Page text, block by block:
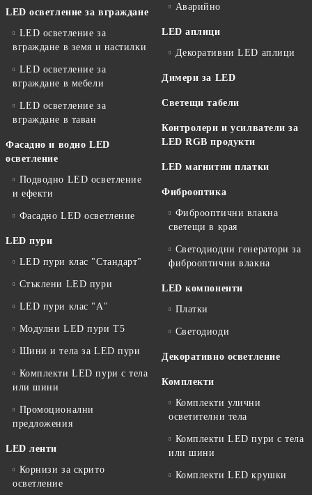
LED осветление за вграждане
LED осветление за
вграждане в земя и настилки
LED осветление за
вграждане в мебели
LED осветление за
вграждане в таван
Фасадно и водно LED
осветление
Подводно LED осветление
и ефекти
Фасадно LED осветление
LED пури
LED пури клас "Стандарт"
Стъклени LED пури
LED пури клас "А"
Модулни LED пури T5
Шини и тела за LED пури
Комплекти LED пури с тела
или шини
Промоционални
предложения
LED ленти
Корнизи за скрито
осветление
Аварийно
LED аплици
Декоративни LED аплици
Димери за LED
Светещи табели
Контролери и усилватели за
LED RGB продукти
LED магнитни платки
Фиброоптика
Фиброоптични влакна
светещи в края
Светодиодни генератори за
фиброоптични влакна
LED компоненти
Платки
Светодиоди
Декоративно осветление
Комплекти
Комплекти улични
осветителни тела
Комплекти LED пури с тела
или шини
Комплекти LED крушки